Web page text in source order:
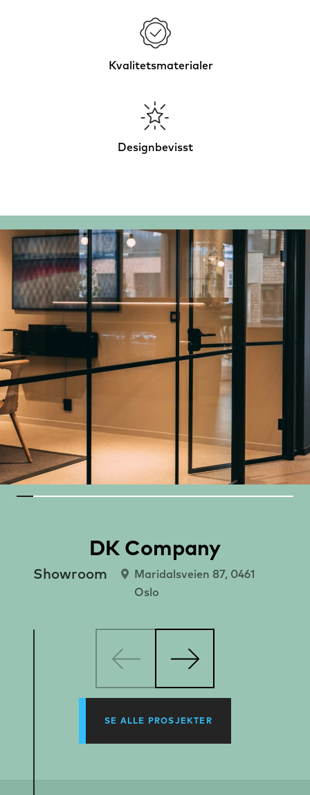
Kvalitetsmaterialer
Designbevisst
DK Company
Showroom
Maridalsveien 87, 0461
Oslo
SE ALLE PROSJEKTER